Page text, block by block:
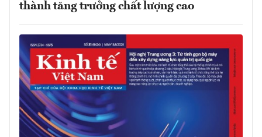
thành tăng trưởng chất lượng cao